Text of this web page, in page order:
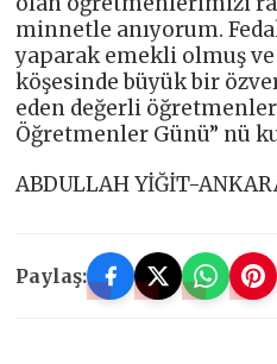
minnetle anıyorum.
yaparak emekli olmuş
köşesinde büyük bir
eden değerli
Öğretmenler Günü” nü
ABDULLAH YİĞİT-
Paylaş: